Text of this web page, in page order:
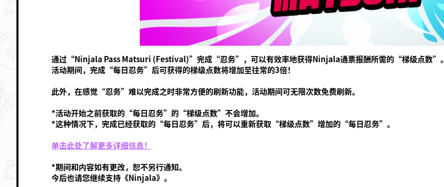
通过“Ninjala Pass Matsuri (Festival)”完成“忍务”，可以有效率地获得Ninjala通票报酬所需的“梯级点数”。
活动期间，完成“每日忍务”后可获得的梯级点数将增加至往常的3倍！
此外，在感觉“忍务”难以完成之时非常方便的刷新功能，活动期间可无限次数免费刷新。
*活动开始之前获取的“每日忍务”的“梯级点数”不会增加。
*这种情况下，完成已经获取的“每日忍务”后，将可以重新获取“梯级点数”增加的“每日忍务”。
单击此处了解更多详细信息！
*期间和内容如有更改，恕不另行通知。
今后也请您继续支持《Ninjala》。